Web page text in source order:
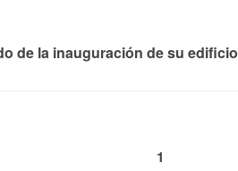
de la inauguración de su edificio
1